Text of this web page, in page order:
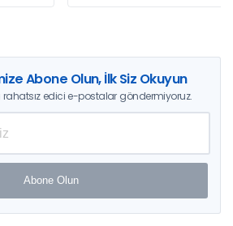
Abone Olun, İlk Siz Okuyun
rahatsız edici e-postalar göndermiyoruz.
Abone Olun